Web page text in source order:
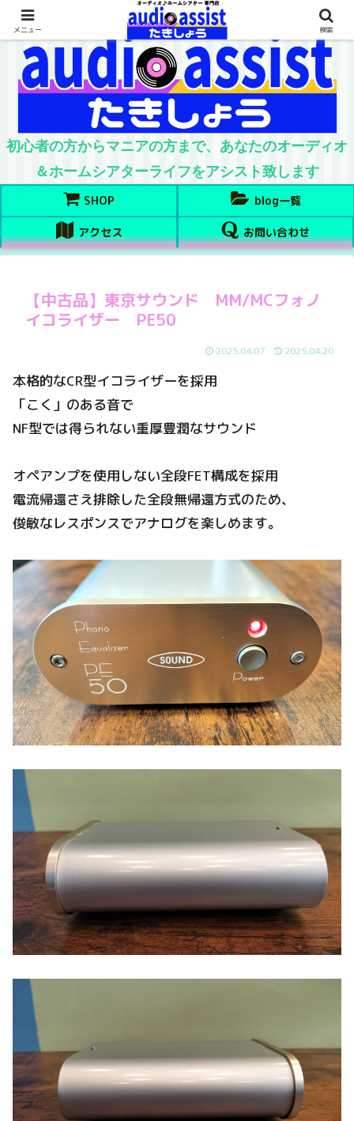
初心者の方からマニアの方まで、あなたのオーディオ
＆ホームシアターライフをアシスト致します
SHOP blog一覧
アクセス お問い合わせ
【中古品】東京サウンド MM/MCフォノ
イコライザー PE50
2025.04.07 2025.04.20
本格的なCR型イコライザーを採用
「こく」のある音で
NF型では得られない重厚豊潤なサウンド
オペアンプを使用しない全段FET構成を採用
電流帰還さえ排除した全段無帰還方式のため、
俊敏なレスポンスでアナログを楽しめます。
メニュー 検索